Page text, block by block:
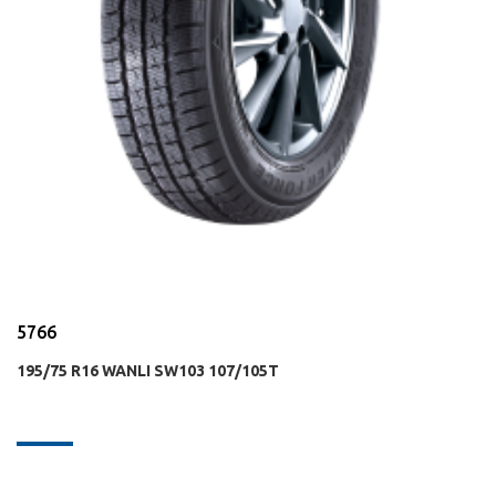
5766
195/75 R16 WANLI SW103 107/105T